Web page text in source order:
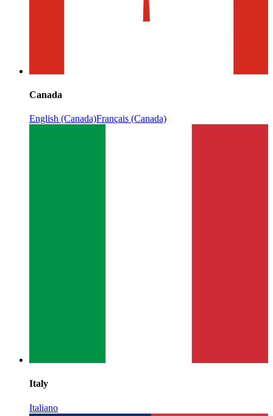
Canada
English (Canada)Français (Canada)
Italy
Italiano